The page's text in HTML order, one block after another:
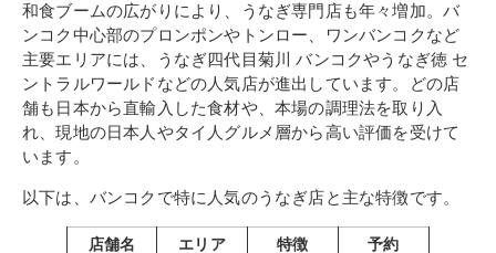
和食ブームの広がりにより、うなぎ専門店も年々増加。バ
ンコク中心部のプロンポンやトンロー、ワンバンコクなど
主要エリアには、うなぎ四代目菊川 バンコクやうなぎ徳 セ
ントラルワールドなどの人気店が進出しています。どの店
舗も日本から直輸入した食材や、本場の調理法を取り入
れ、現地の日本人やタイ人グルメ層から高い評価を受けて
います。
以下は、バンコクで特に人気のうなぎ店と主な特徴です。
店舗名 エリア 特徴 予約